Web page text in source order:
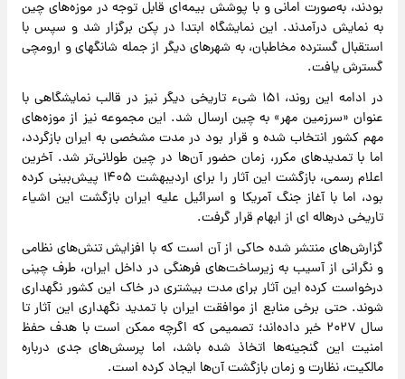
بودند، به‌صورت امانی و با پوشش بیمه‌ای قابل توجه در موزه‌های چین
به نمایش درآمدند. این نمایشگاه ابتدا در پکن برگزار شد و سپس با
استقبال گسترده مخاطبان، به شهرهای دیگر از جمله شانگهای و ارومچی
گسترش یافت.
در ادامه این روند، ۱۵۱ شیء تاریخی دیگر نیز در قالب نمایشگاهی با
عنوان «سرزمین مهر» به چین ارسال شد. این مجموعه نیز از موزه‌های
مهم کشور انتخاب شده و قرار بود در مدت مشخصی به ایران بازگردد،
اما با تمدیدهای مکرر، زمان حضور آن‌ها در چین طولانی‌تر شد. آخرین
اعلام رسمی، بازگشت این آثار را برای اردیبهشت ۱۴۰۵ پیش‌بینی کرده
بود، اما با آغاز جنگ آمریکا و اسرائیل علیه ایران بازگشت این اشیاء
تاریخی درهاله ای از ابهام قرار گرفت.
گزارش‌های منتشر شده حاکی از آن است که با افزایش تنش‌های نظامی
و نگرانی از آسیب به زیرساخت‌های فرهنگی در داخل ایران، طرف چینی
درخواست کرده این آثار برای مدت بیشتری در خاک این کشور نگهداری
شوند. حتی برخی منابع از موافقت ایران با تمدید نگهداری این آثار تا
سال ۲۰۲۷ خبر داده‌اند؛ تصمیمی که اگرچه ممکن است با هدف حفظ
امنیت این گنجینه‌ها اتخاذ شده باشد، اما پرسش‌های جدی درباره
مالکیت، نظارت و زمان بازگشت آن‌ها ایجاد کرده است.